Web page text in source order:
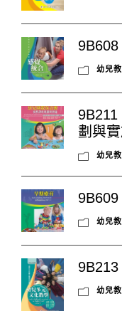
幼兒
劃與
幼兒
幼兒
幼兒